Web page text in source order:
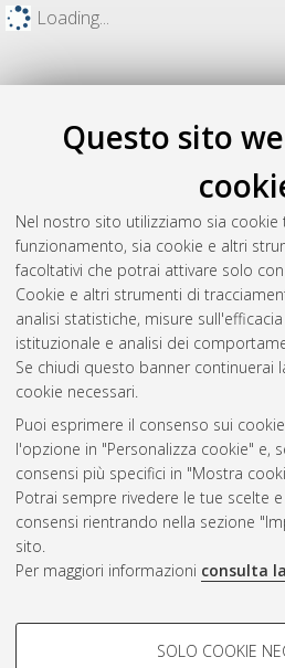
Questo sito
Nel nostro sito utilizziamo sia cookie
funzionamento, sia cookie e altri
facoltativi che potrai attivare solo
Cookie e altri strumenti di
analisi statistiche, misure
istituzionale e analisi dei
Se chiudi questo banner continuerai
cookie necessari.
Puoi esprimere il consenso sui
l'opzione in "Personalizza cookie" e,
consensi più specifici in "Mostra
Potrai sempre rivedere le tue scelte
consensi rientrando nella sezione
sito.
Per maggiori informazioni consulta
COOKIE DI PROFILAZIONE -
SOLO COOKIE
Loading...
Gestione del
Atom
Rss 1.0
Rss 2.0
ISSN: 2038-7946
Impostazioni Cookie
Informativa sulla privacy